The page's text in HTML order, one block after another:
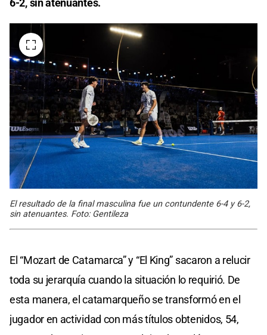
El resultado de la final masculina fue un contundente 6-4 y 6-2,
sin atenuantes. Foto: Gentileza
El “Mozart de Catamarca” y “El King” sacaron a relucir
toda su jerarquía cuando la situación lo requirió. De
esta manera, el catamarqueño se transformó en el
jugador en actividad con más títulos obtenidos, 54,